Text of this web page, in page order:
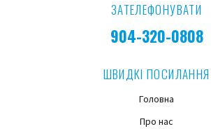
ЗАТЕЛЕФОНУВАТИ
904-320-0808
ШВИДКІ ПОСИЛАННЯ
Головна
Про нас